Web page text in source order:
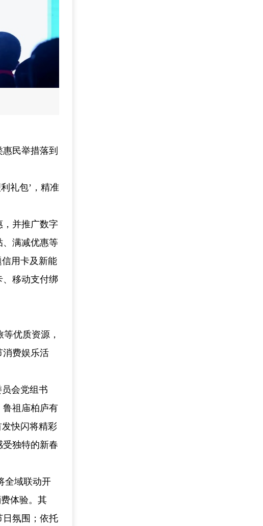
民举措落到
礼包’，精准
，并推广数字
、满减优惠等
用卡及新能
、移动支付绑
优质资源，
消费娱乐活
会党组书
鲁祖庙柏庐有
快闪将精彩
独特的新春
全域联动开
体验。其
日氛围；依托